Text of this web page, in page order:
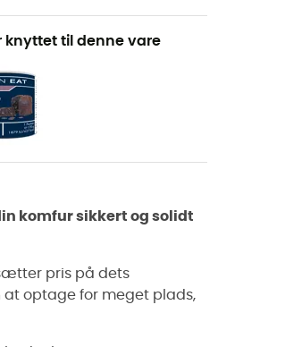
knyttet til denne vare
komfur sikkert og solidt
pris på dets
optage for meget plads,